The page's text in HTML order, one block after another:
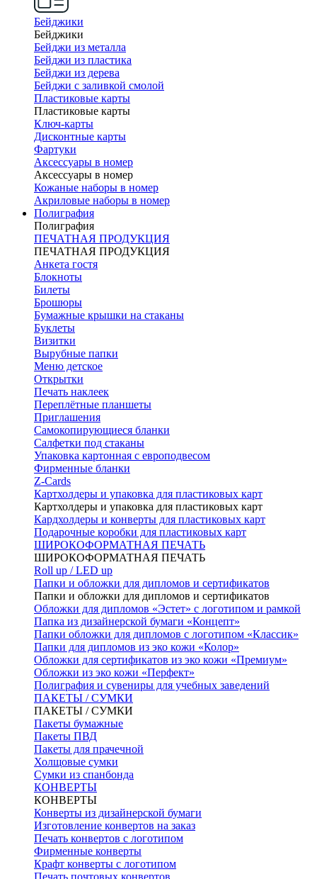
Бейджики
Бейджики
Бейджи из металла
Бейджи из пластика
Бейджи из дерева
Бейджи с заливкой смолой
Пластиковые карты
Пластиковые карты
Ключ-карты
Дисконтные карты
Фартуки
Аксессуары в номер
Аксессуары в номер
Кожаные наборы в номер
Акриловые наборы в номер
Полиграфия
Полиграфия
ПЕЧАТНАЯ ПРОДУКЦИЯ
ПЕЧАТНАЯ ПРОДУКЦИЯ
Анкета гостя
Блокноты
Билеты
Брошюры
Бумажные крышки на стаканы
Буклеты
Визитки
Вырубные папки
Меню детское
Открытки
Печать наклеек
Переплётные планшеты
Приглашения
Самокопирующиеся бланки
Салфетки под стаканы
Упаковка картонная с европодвесом
Фирменные бланки
Z-Cards
Картхолдеры и упаковка для пластиковых карт
Картхолдеры и упаковка для пластиковых карт
Кардхолдеры и конверты для пластиковых карт
Подарочные коробки для пластиковых карт
ШИРОКОФОРМАТНАЯ ПЕЧАТЬ
ШИРОКОФОРМАТНАЯ ПЕЧАТЬ
Roll up / LED up
Папки и обложки для дипломов и сертификатов
Папки и обложки для дипломов и сертификатов
Обложки для дипломов «Эстет» с логотипом и рамкой
Папка из дизайнерской бумаги «Концепт»
Папки обложки для дипломов с логотипом «Классик»
Папки для дипломов из эко кожи «Колор»
Обложки для сертификатов из эко кожи «Премиум»
Обложки из эко кожи «Перфект»
Полиграфия и сувениры для учебных заведений
ПАКЕТЫ / СУМКИ
ПАКЕТЫ / СУМКИ
Пакеты бумажные
Пакеты ПВД
Пакеты для прачечной
Холщовые сумки
Сумки из спанбонда
КОНВЕРТЫ
КОНВЕРТЫ
Конверты из дизайнерской бумаги
Изготовление конвертов на заказ
Печать конвертов с логотипом
Фирменные конверты
Крафт конверты с логотипом
Печать почтовых конвертов